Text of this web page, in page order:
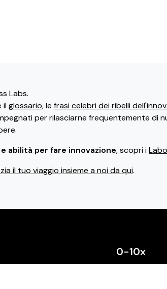
Labs.
ilglossario, le frasi celebri dei ribelli
per rilasciarne frequentemente di
abilità per fare innovazione, scopri i
il tuo viaggio insieme a noi da qui.
0-10x